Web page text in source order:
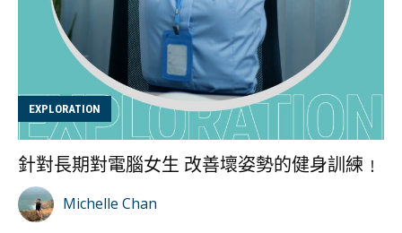
EXPLORATION
針對長期對電腦女生 改善壞姿勢的健身訓練﹗
Michelle Chan